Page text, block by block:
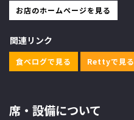
お店のホームページを見る
関連リンク
食べログで見る Rettyで見る
席・設備について